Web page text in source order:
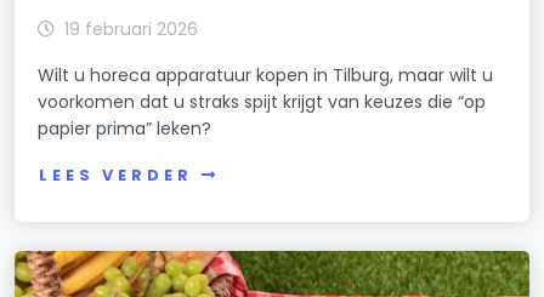
19 februari 2026
Wilt u horeca apparatuur kopen in Tilburg, maar wilt u
voorkomen dat u straks spijt krijgt van keuzes die “op
papier prima” leken?
LEES VERDER